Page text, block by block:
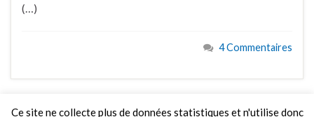
(…)
4 Commentaires
Ce site ne collecte plus de données statistiques et n'utilise donc